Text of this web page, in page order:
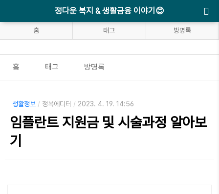
정다운 복지 & 생활금융 이야기😊
홈 태그 방명록
홈 태그 방명록
생활정보 / 정복에디터 / 2023. 4. 19. 14:56
임플란트 지원금 및 시술과정 알아보
기